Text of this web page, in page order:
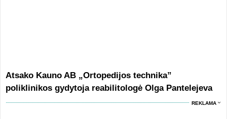
Atsako Kauno AB „Ortopedijos technika”
poliklinikos gydytoja reabilitologė Olga Pantelejeva
REKLAMA